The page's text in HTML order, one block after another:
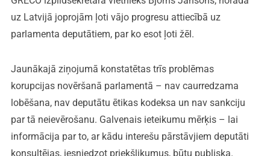
uz Latvijā joprojām ļoti vājo progresu attiecībā uz
parlamenta deputātiem, par ko esot ļoti žēl.
Jaunākajā ziņojumā konstatētas trīs problēmas
korupcijas novēršanā parlamentā – nav caurredzama
lobēšana, nav deputātu ētikas kodeksa un nav sankciju
par tā neievērošanu. Galvenais ieteikumu mērķis – lai
informācija par to, ar kādu interešu pārstāvjiem deputāti
konsultējas, iesniedzot priekšlikumus, būtu publiska.